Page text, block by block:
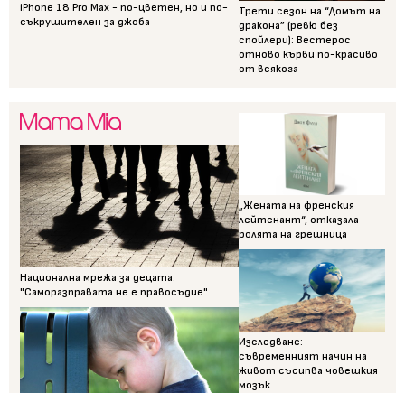
iPhone 18 Pro Max - по-цветен, но и по-
съкрушителен за джоба
Трети сезон на “Домът на
дракона” (ревю без
спойлери): Вестерос
отново кърви по-красиво
от всякога
Национална мрежа за децата:
"Саморазправата не е правосъдие"
„Жената на френския
лейтенант“, отказала
ролята на грешница
Изследване:
съвременният начин на
живот съсипва човешкия
мозък